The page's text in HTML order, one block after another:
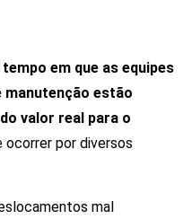
tempo em que as equipes
manutenção estão
valor real para o
ocorrer por diversos
mal